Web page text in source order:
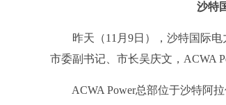
沙特
昨天（11月9日），沙特国际电
市委副书记、市长吴庆文，ACWA
ACWA Power总部位于沙特阿拉